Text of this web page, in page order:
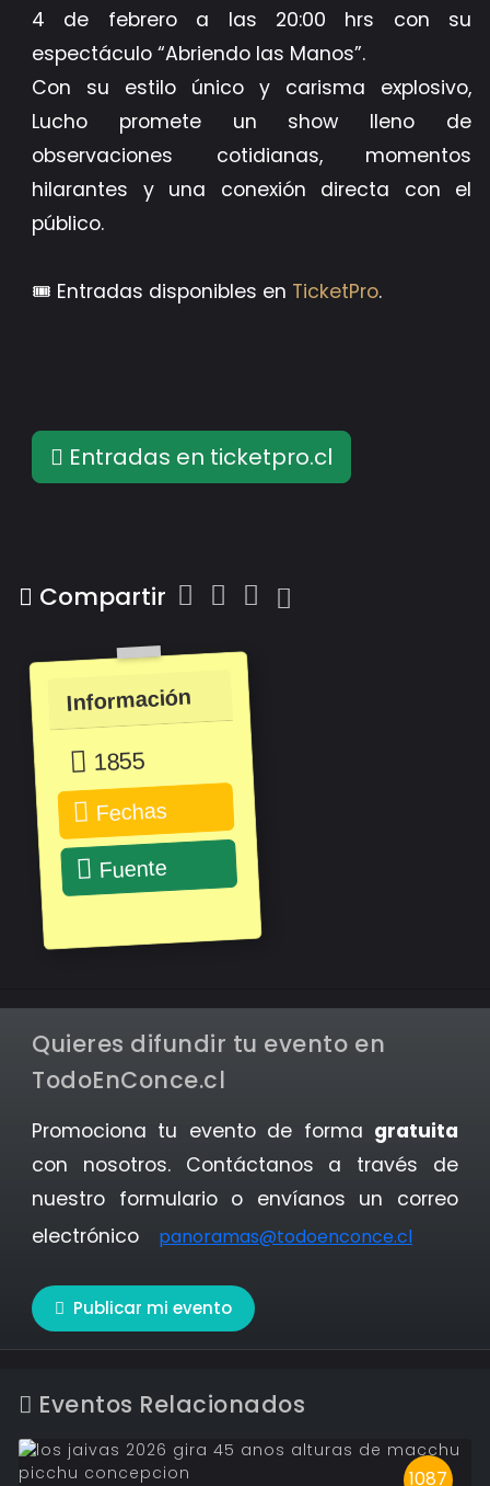
4 de febrero a las 20:00 hrs con su
espectáculo “Abriendo las Manos”.
Con su estilo único y carisma explosivo,
Lucho promete un show lleno de
observaciones cotidianas, momentos
hilarantes y una conexión directa con el
público.
🎟️ Entradas disponibles en TicketPro.
Entradas en ticketpro.cl
Compartir
Información
1855
Fechas
Fuente
Quieres difundir tu evento en
TodoEnConce.cl
Promociona tu evento de forma gratuita
con nosotros. Contáctanos a través de
nuestro formulario o envíanos un correo
electrónico
panoramas@todoenconce.cl
Publicar mi evento
Eventos Relacionados
1087